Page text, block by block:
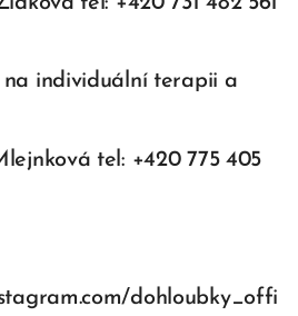
na individuální terapii a
tel: +420 775 405
dohloubky_offi